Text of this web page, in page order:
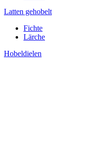
Latten gehobelt
Fichte
Lärche
Hobeldielen